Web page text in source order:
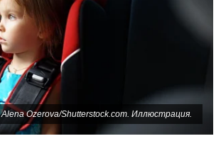
Alena Ozerova/Shutterstock.com. Иллюстрация.